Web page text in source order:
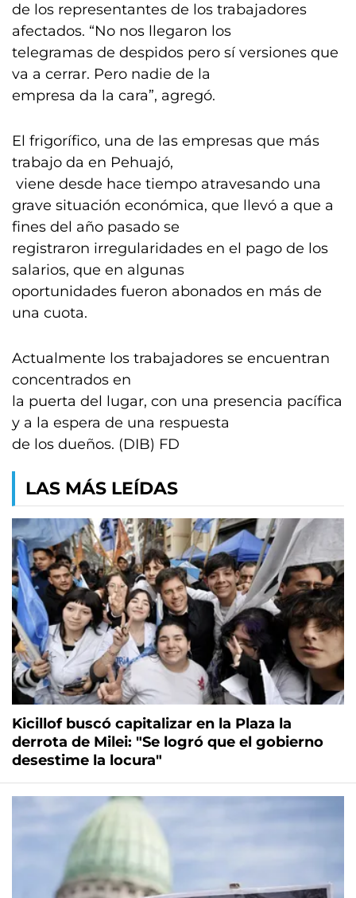
de los representantes de los trabajadores
afectados. “No nos llegaron los
telegramas de despidos pero sí versiones que
va a cerrar. Pero nadie de la
empresa da la cara”, agregó.
El frigorífico, una de las empresas que más
trabajo da en Pehuajó,
viene desde hace tiempo atravesando una
grave situación económica, que llevó a que a
fines del año pasado se
registraron irregularidades en el pago de los
salarios, que en algunas
oportunidades fueron abonados en más de
una cuota.
Actualmente los trabajadores se encuentran
concentrados en
la puerta del lugar, con una presencia pacífica
y a la espera de una respuesta
de los dueños. (DIB) FD
LAS MÁS LEÍDAS
Kicillof buscó capitalizar en la Plaza la
derrota de Milei: "Se logró que el gobierno
desestime la locura"